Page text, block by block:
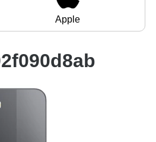
Apple